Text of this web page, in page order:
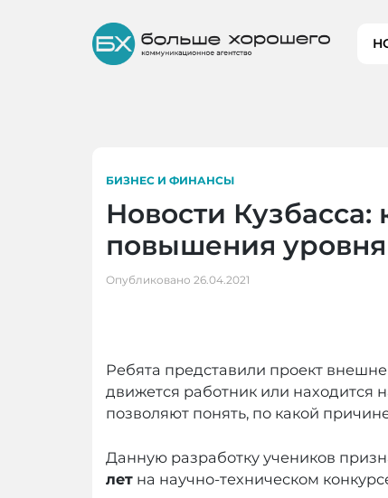
БИЗНЕС И ФИНАНСЫ
Новости
повышения
Опубликовано 26.04.2021
Ребята представили проект
движется работник или находится
позволяют понять, по какой
Данную разработку учеников
лет на научно-техническом